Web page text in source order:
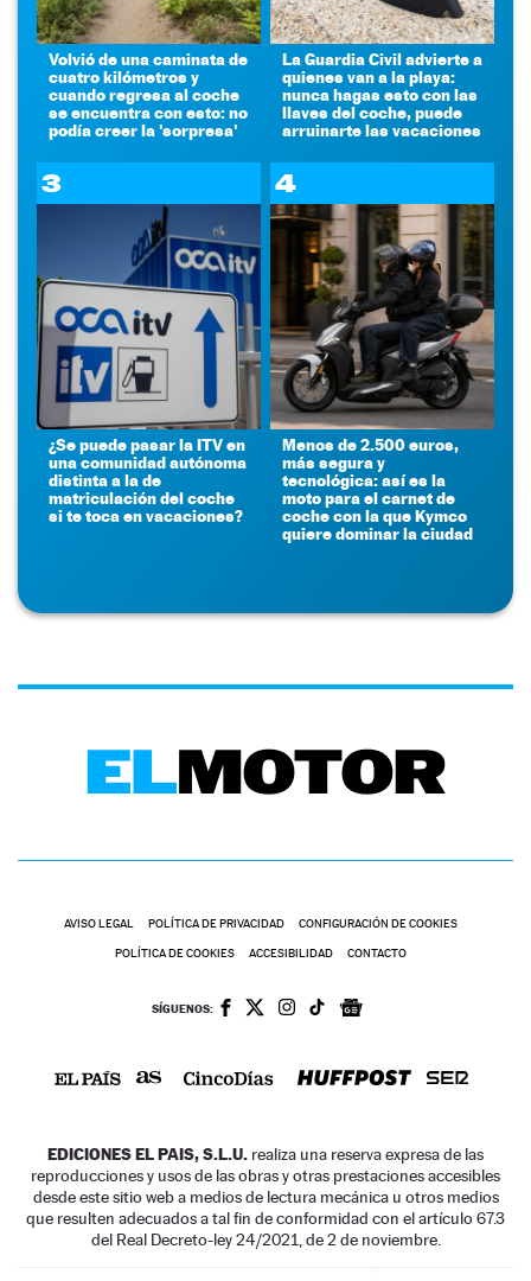
Volvió de una caminata de
cuatro kilómetros y
cuando regresa al coche
se encuentra con esto: no
podía creer la 'sorpresa'
La Guardia Civil advierte a
quienes van a la playa:
nunca hagas esto con las
llaves del coche, puede
arruinarte las vacaciones
3
¿Se puede pasar la ITV en
una comunidad autónoma
distinta a la de
matriculación del coche
si te toca en vacaciones?
4
Menos de 2.500 euros,
más segura y
tecnológica: así es la
moto para el carnet de
coche con la que Kymco
quiere dominar la ciudad
AVISO LEGAL POLÍTICA DE PRIVACIDAD CONFIGURACIÓN DE COOKIES
POLÍTICA DE COOKIES ACCESIBILIDAD CONTACTO
SÍGUENOS:
EDICIONES EL PAIS, S.L.U. realiza una reserva expresa de las
reproducciones y usos de las obras y otras prestaciones accesibles
desde este sitio web a medios de lectura mecánica u otros medios
que resulten adecuados a tal fin de conformidad con el artículo 67.3
del Real Decreto-ley 24/2021, de 2 de noviembre.